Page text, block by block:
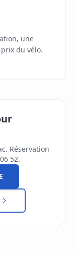
une
du vélo.
Réservation
52.